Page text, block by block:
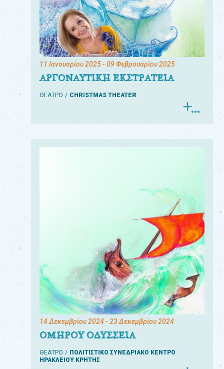
11 Ιανουαρίου 2025- 09 Φεβρουαρίου 2025
ΑΡΓΟΝΑΥΤΙΚΗ ΕΚΣΤΡΑΤΕΙΑ
ΘΕΑΤΡΟ CHRISTMAS THEATER
14 Δεκεμβρίου 2024- 23 Δεκεμβρίου 2024
ΟΜΗΡΟΥ ΟΔΥΣΣΕΙΑ
ΘΕΑΤΡΟ
ΠΟΛΙΤΙΣΤΙΚΟ ΣΥΝΕΔΡΙΑΚΟ ΚΕΝΤΡΟ
ΗΡΑΚΛΕΙΟΥ ΚΡΗΤΗΣ